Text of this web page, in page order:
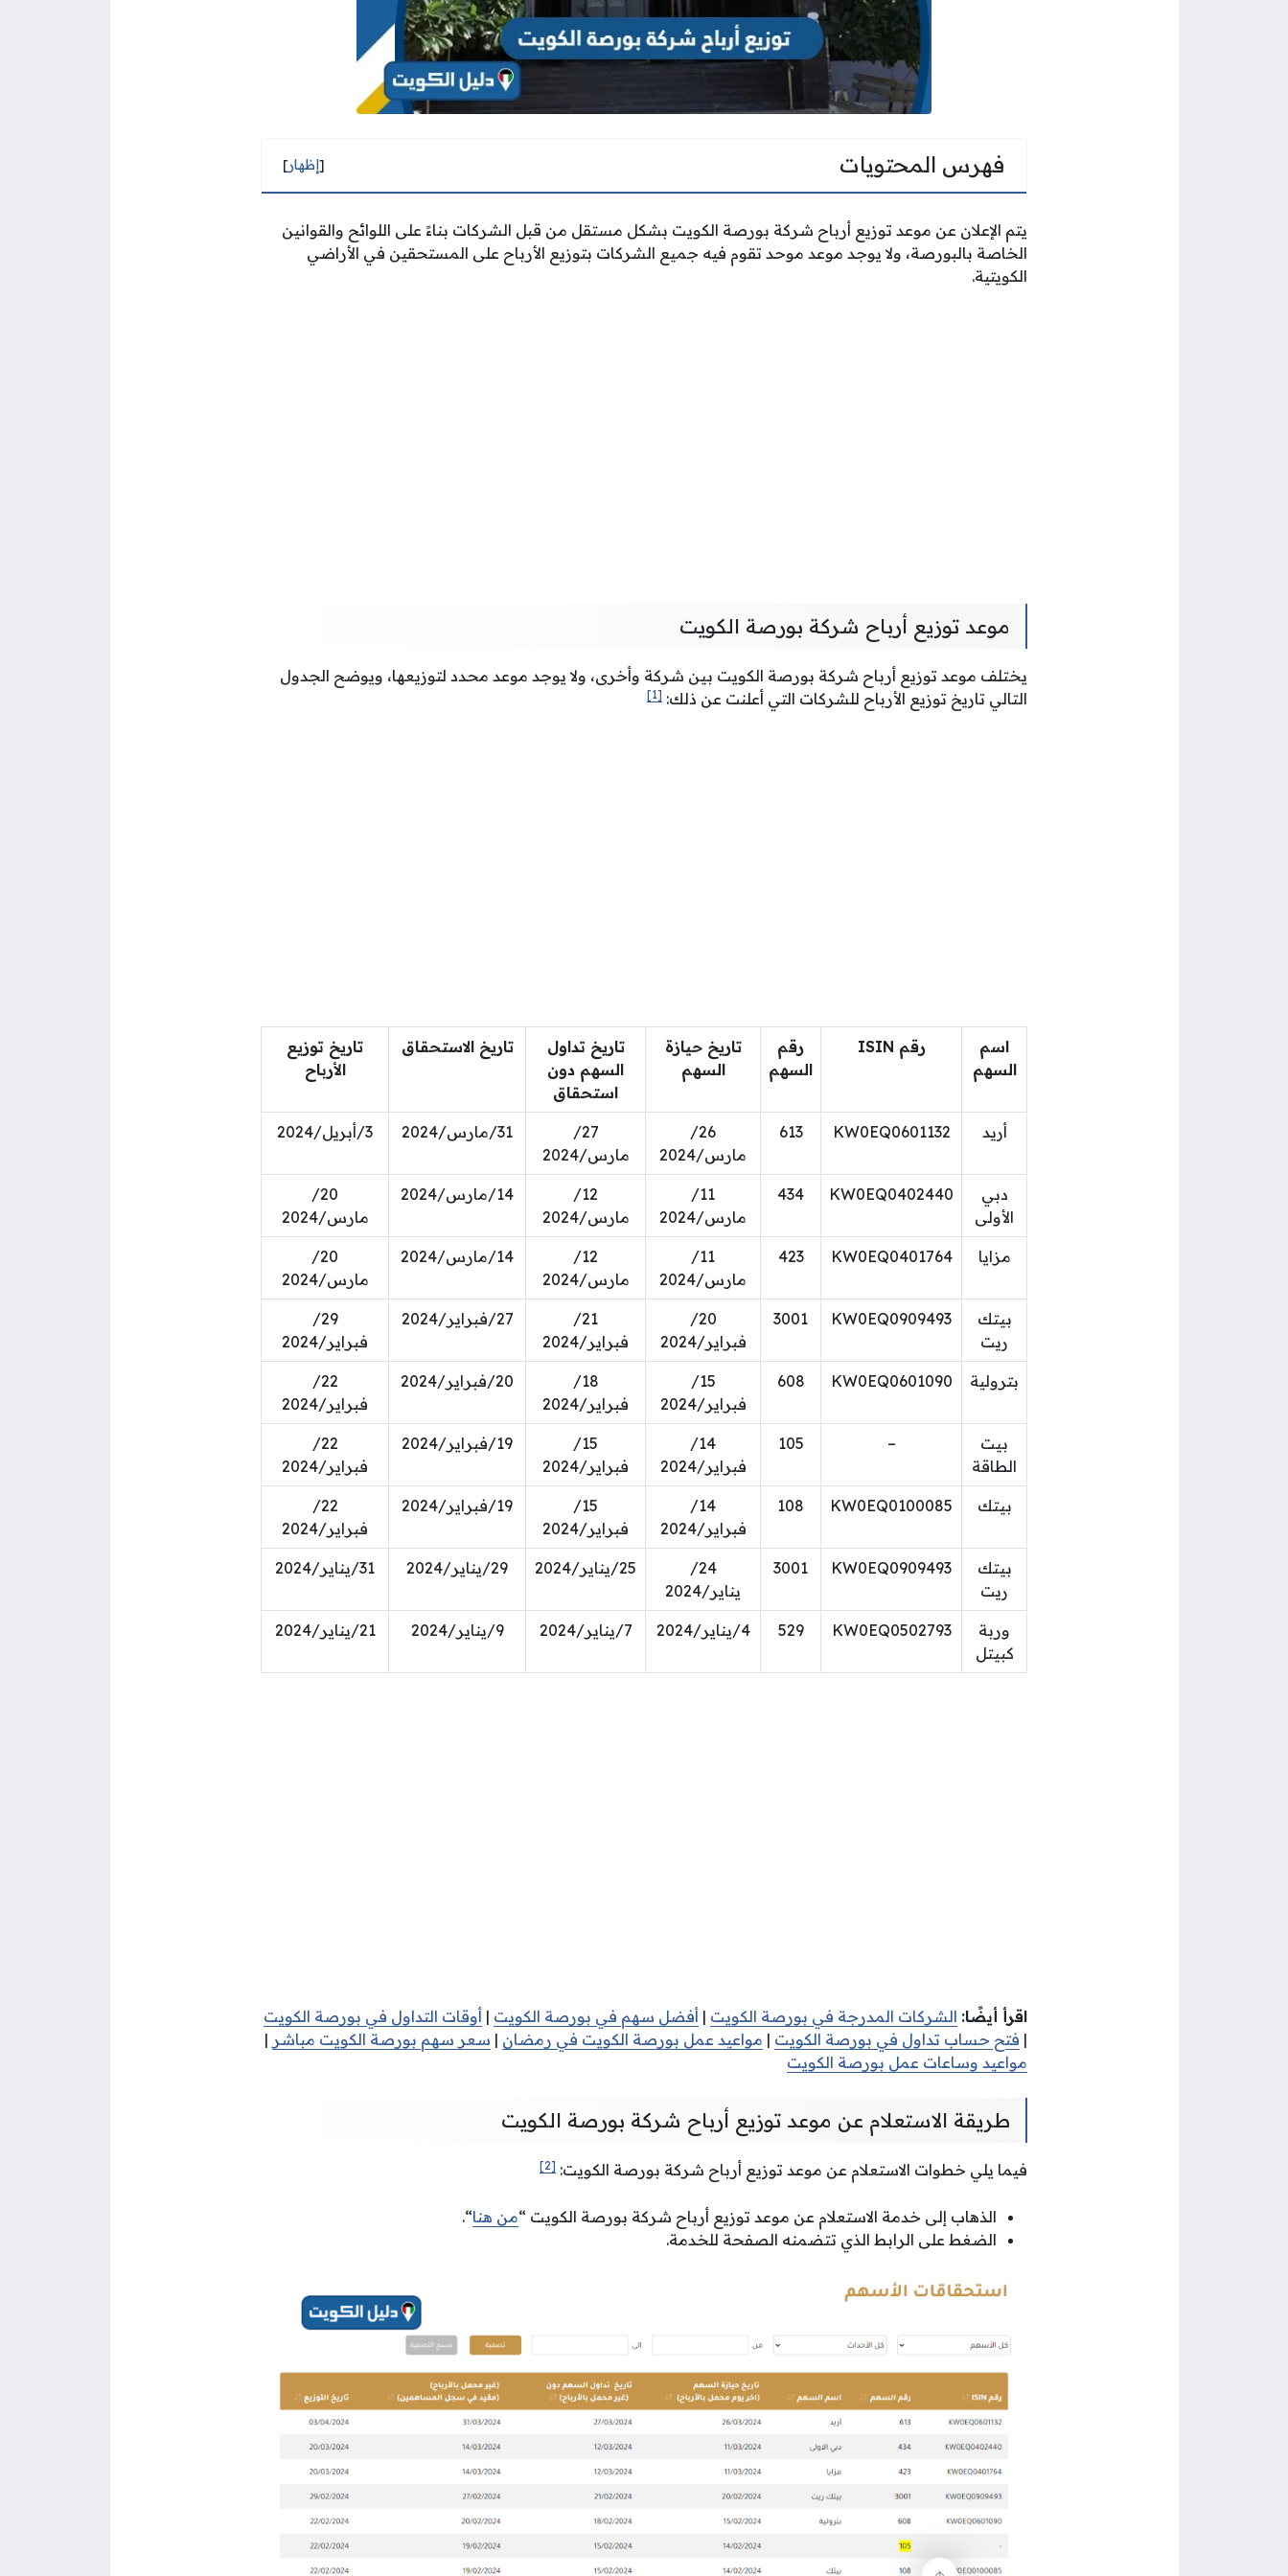
فهرس المحتويات [إظهار]
يتم الإعلان عن موعد توزيع أرباح شركة بورصة الكويت بشكل مستقل من قبل الشركات بناءً على اللوائح والقوانين
الخاصة بالبورصة، ولا يوجد موعد موحد تقوم فيه جميع الشركات بتوزيع الأرباح على المستحقين في الأراضي
الكويتية.
موعد توزيع أرباح شركة بورصة الكويت
يختلف موعد توزيع أرباح شركة بورصة الكويت بين شركة وأخرى، ولا يوجد موعد محدد لتوزيعها، ويوضح الجدول
التالي تاريخ توزيع الأرباح للشركات التي أعلنت عن ذلك: [1]
اسم
السهم
رقم ISIN
رقم
السهم
تاريخ حيازة
السهم
تاريخ تداول
السهم دون
استحقاق
تاريخ الاستحقاق
تاريخ توزيع
الأرباح
أريد KW0EQ0601132
613
26/
مارس/2024
27/
مارس/2024
31/مارس/2024 3/أبريل/2024
دبي
الأولى
KW0EQ0402440
434
11/
مارس/2024
12/
مارس/2024
14/مارس/2024
20/
مارس/2024
مزايا KW0EQ0401764
423
11/
مارس/2024
12/
مارس/2024
14/مارس/2024
20/
مارس/2024
بيتك
ريت
KW0EQ0909493
3001
20/
فبراير/2024
21/
فبراير/2024
27/فبراير/2024
29/
فبراير/2024
بترولية KW0EQ0601090
608
15/
فبراير/2024
18/
فبراير/2024
20/فبراير/2024
22/
فبراير/2024
بيت
الطاقة
–
105
14/
فبراير/2024
15/
فبراير/2024
19/فبراير/2024
22/
فبراير/2024
بيتك KW0EQ0100085
108
14/
فبراير/2024
15/
فبراير/2024
19/فبراير/2024
22/
فبراير/2024
بيتك
ريت
KW0EQ0909493
3001
24/
يناير/2024
25/يناير/2024 29/يناير/2024 31/يناير/2024
وربة
كبيتل
KW0EQ0502793
529 4/يناير/2024 7/يناير/2024 9/يناير/2024 21/يناير/2024
اقرأ أيضًا: الشركات المدرجة في بورصة الكويت | أفضل سهم في بورصة الكويت | أوقات التداول في بورصة الكويت
| فتح حساب تداول في بورصة الكويت | مواعيد عمل بورصة الكويت في رمضان | سعر سهم بورصة الكويت مباشر |
مواعيد وساعات عمل بورصة الكويت
طريقة الاستعلام عن موعد توزيع أرباح شركة بورصة الكويت
فيما يلي خطوات الاستعلام عن موعد توزيع أرباح شركة بورصة الكويت: [2]
الذهاب إلى خدمة الاستعلام عن موعد توزيع أرباح شركة بورصة الكويت “من هنا“.
الضغط على الرابط الذي تتضمنه الصفحة للخدمة.